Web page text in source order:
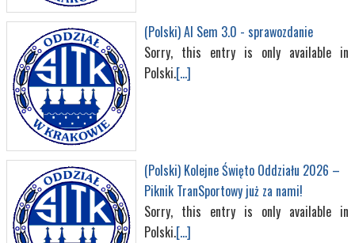
(Polski) AI Sem 3.0 - sprawozdanie
Sorry, this entry is only available in
Polski.[...]
(Polski) Kolejne Święto Oddziału 2026 –
Piknik TranSportowy już za nami!
Sorry, this entry is only available in
Polski.[...]